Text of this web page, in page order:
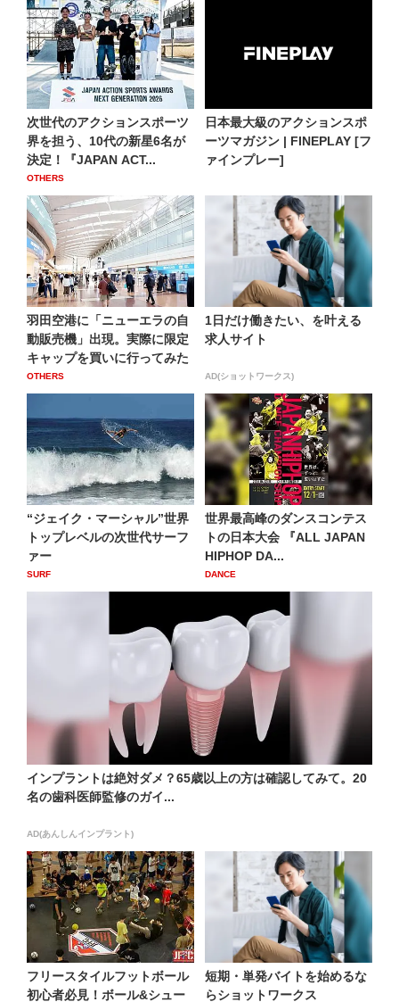
次世代のアクションスポーツ
界を担う、10代の新星6名が
決定！『JAPAN ACT...
OTHERS
日本最大級のアクションスポ
ーツマガジン | FINEPLAY [フ
ァインプレー]
羽田空港に「ニューエラの自
動販売機」出現。実際に限定
キャップを買いに行ってみた
OTHERS
1日だけ働きたい、を叶える
求人サイト
AD(ショットワークス)
“ジェイク・マーシャル”世界
トップレベルの次世代サーフ
ァー
SURF
世界最高峰のダンスコンテス
トの日本大会 『ALL JAPAN
HIPHOP DA...
DANCE
インプラントは絶対ダメ？65歳以上の方は確認してみて。20
名の歯科医師監修のガイ...
AD(あんしんインプラント)
フリースタイルフットボール
初心者必見！ボール&シュー
短期・単発バイトを始めるな
らショットワークス